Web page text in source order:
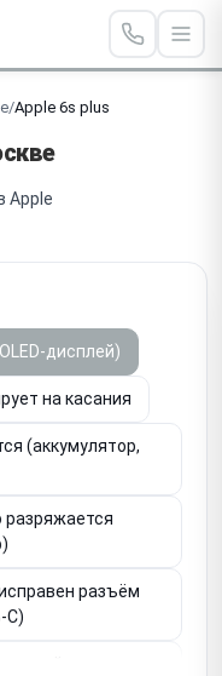
/Apple 6s plus
Apple
дисплей)
на касания
(аккумулятор,
разъём
C)